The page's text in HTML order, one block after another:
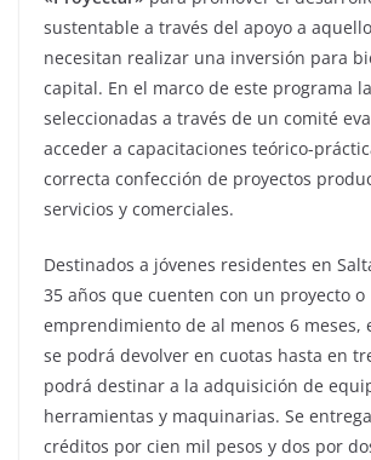
sustentable a través del apoyo a
necesitan realizar una inversión para
capital. En el marco de este programa
seleccionadas a través de un comité
acceder a capacitaciones teórico-
correcta confección de proyectos
servicios y comerciales.
Destinados a jóvenes residentes en
35 años que cuenten con un proyecto o
emprendimiento de al menos 6 meses,
se podrá devolver en cuotas hasta en
podrá destinar a la adquisición de
herramientas y maquinarias. Se
créditos por cien mil pesos y dos por